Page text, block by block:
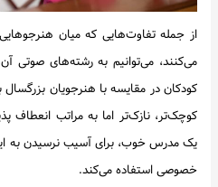
از جمله تفاوت‌هایی که میان
می‌کنند، می‌توانیم به رشته‌های صوتی
کودکان در مقایسه با هنرجویان
کوچک‌تر، نازک‌تر اما به مراتب
یک مدرس خوب، برای آسیب نرسیدن به
خصوصی استفاده می‌کند.